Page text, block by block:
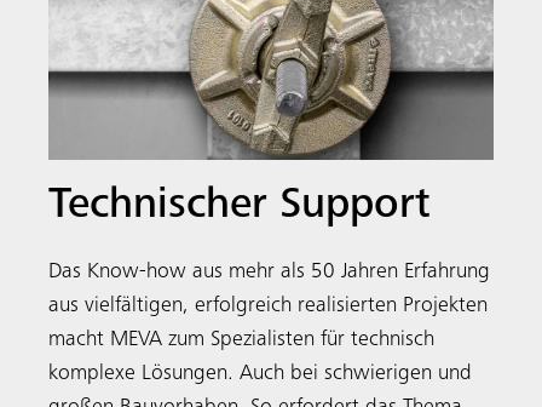
Technischer Support
Das Know-how aus mehr als 50 Jahren Erfahrung
aus vielfältigen, erfolgreich realisierten Projekten
macht MEVA zum Spezialisten für technisch
komplexe Lösungen. Auch bei schwierigen und